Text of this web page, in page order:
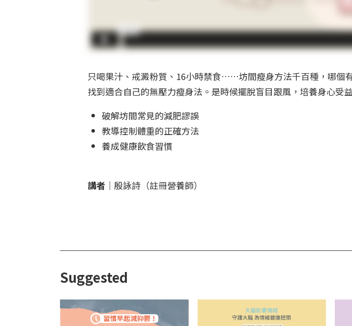
只喝果汁、戒澱粉質、16小時禁食……坊間瘦身方法千百種，哪個
找到適合自己的無壓力瘦身法。是時候擺脫盲目跟風，培養身心受
破解坊間常見的減肥謬誤
教導控制體重的正確方法
養成健康飲食習慣
講者 ｜殷詠詩（註冊營養師）
Suggested